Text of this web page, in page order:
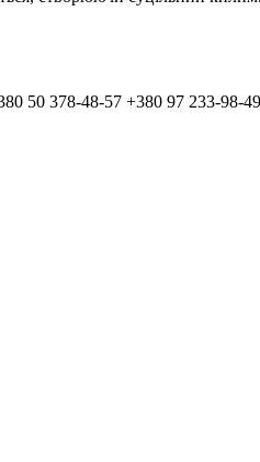
50 378-48-57 +380 97 233-98-